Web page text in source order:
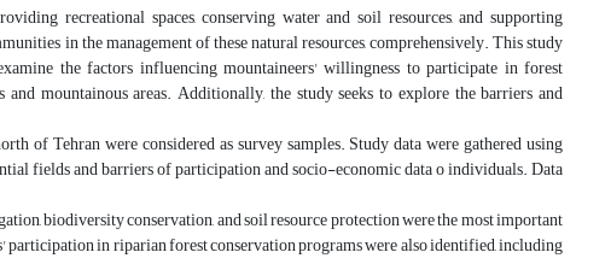
recreational spaces, conserving water and soil resources, and supporting
in the management of these natural resources, comprehensively. This study
the factors influencing mountaineers' willingness to participate in forest
mountainous areas. Additionally, the study seeks to explore the barriers and
of Tehran were considered as survey samples. Study data were gathered using
fields and barriers of participation and socio-economic data o individuals. Data
biodiversity conservation, and soil resource protection were the most important
in riparian forest conservation programs were also identified, including